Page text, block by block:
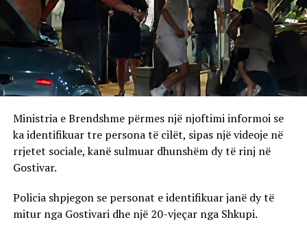
Ministria e Brendshme përmes një njoftimi informoi se
ka identifikuar tre persona të cilët, sipas një videoje në
rrjetet sociale, kanë sulmuar dhunshëm dy të rinj në
Gostivar.
Policia shpjegon se personat e identifikuar janë dy të
mitur nga Gostivari dhe një 20-vjeçar nga Shkupi.